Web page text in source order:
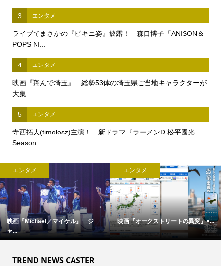
3 エンタメ
ライブでまさかの『ビキニ姿』披露！ 森口博子「ANISON＆
POPS NI...
4 エンタメ
映画『翔んで埼玉』 総勢53体の埼玉県ご当地キャラクターが
大集...
5 エンタメ
寺西拓人(timelesz)主演！ 新ドラマ『ラーメンD 松平國光
Season...
エンタメ
映画『Michael／マイケル』 ジ
ャ...
エンタメ
映画『オークストリートの異変』×...
TREND NEWS CASTER